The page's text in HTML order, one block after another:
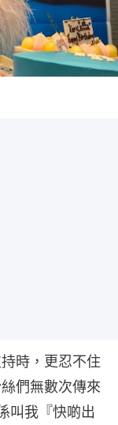
時，更忍不住
們無數次傳來
叫我『快啲出